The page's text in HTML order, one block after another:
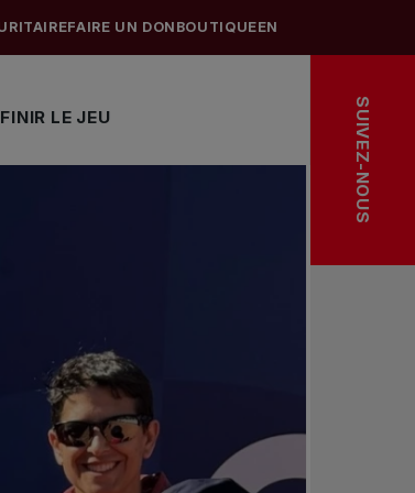
LE JEU
FAIRE UN DON BOUTIQUEEN
SUIVEZ-NOUS